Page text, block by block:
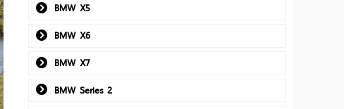
BMW X5
BMW X6
BMW X7
BMW Series 2